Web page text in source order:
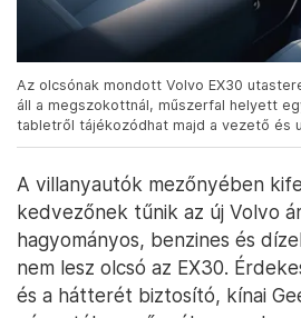
Az olcsónak mondott Volvo EX30
áll a megszokottnál, műszerfal helyett
tabletről tájékozódhat majd a vezető és
A villanyautók mezőnyében
kedvezőnek tűnik az új Volvo
hagyományos, benzines és
nem lesz olcsó az EX30.
és a hátterét biztosító, kínai